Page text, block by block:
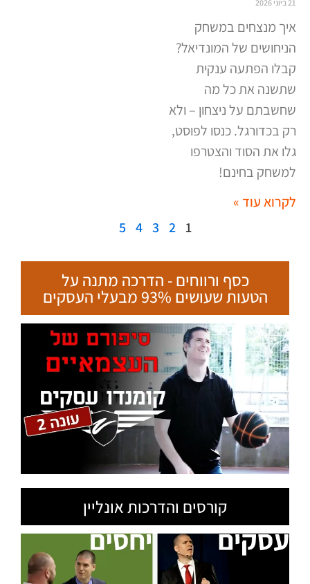
21 ביוני 2026
איך מנצחים במשחק
הניחושים של המונדיאל?
קבלו הפתעה ענקית
שתשנה את כל מה
שחשבתם על ניצחון – ולא
רק בכדורגל. כנסו לפוסט,
גלו את הסוד והצטרפו
למשחק בחינם!
לקרוא עוד »
1
2
3
4
5
כסף ורווחים - הדרכה מתנה על
הטעות שעושים 93% מבעלי העסקים
קורסים והדרכות אונליין